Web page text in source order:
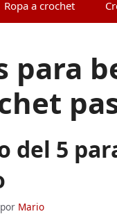
Ropa a crochet
para
del 5
por Mario